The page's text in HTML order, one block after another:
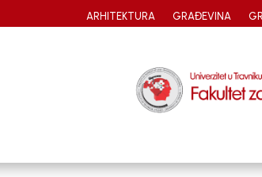
ARHITEKTURA GRAĐEVINA